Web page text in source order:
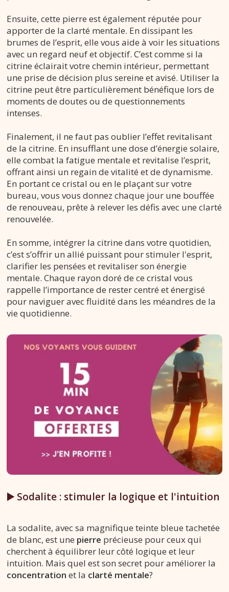
Ensuite, cette pierre est également réputée pour
apporter de la clarté mentale. En dissipant les
brumes de l’esprit, elle vous aide à voir les situations
avec un regard neuf et objectif. C’est comme si la
citrine éclairait votre chemin intérieur, permettant
une prise de décision plus sereine et avisé. Utiliser la
citrine peut être particulièrement bénéfique lors de
moments de doutes ou de questionnements
intenses.
Finalement, il ne faut pas oublier l’effet revitalisant
de la citrine. En insufflant une dose d’énergie solaire,
elle combat la fatigue mentale et revitalise l’esprit,
offrant ainsi un regain de vitalité et de dynamisme.
En portant ce cristal ou en le plaçant sur votre
bureau, vous vous donnez chaque jour une bouffée
de renouveau, prête à relever les défis avec une clarté
renouvelée.
En somme, intégrer la citrine dans votre quotidien,
c’est s’offrir un allié puissant pour stimuler l'esprit,
clarifier les pensées et revitaliser son énergie
mentale. Chaque rayon doré de ce cristal vous
rappelle l’importance de rester centré et énergisé
pour naviguer avec fluidité dans les méandres de la
vie quotidienne.
▶️ Sodalite : stimuler la logique et l'intuition
La sodalite, avec sa magnifique teinte bleue tachetée
de blanc, est une pierre précieuse pour ceux qui
cherchent à équilibrer leur côté logique et leur
intuition. Mais quel est son secret pour améliorer la
concentration et la clarté mentale?